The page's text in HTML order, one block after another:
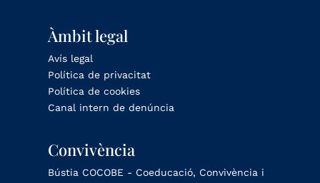
Àmbit legal
Avís legal
Política de privacitat
Política de cookies
Canal intern de denúncia
Convivència
Bústia COCOBE - Coeducació, Convivència i